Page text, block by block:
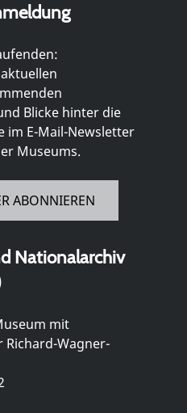
Blicke hinter die
im E-Mail-Newsletter
Museums.
ABONNIEREN
Nationalarchiv
mit
Richard-Wagner-